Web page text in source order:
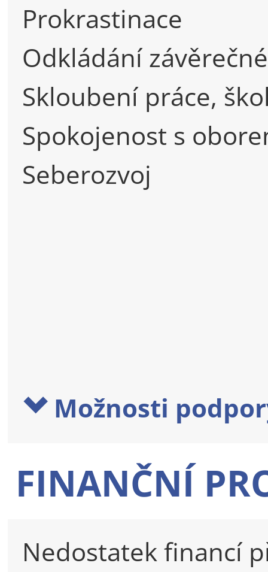
Prokrastinace
Odkládání
Skloubení práce,
Spokojenost s
Seberozvoj
Možnosti
FINANČNÍ
Nedostatek financí